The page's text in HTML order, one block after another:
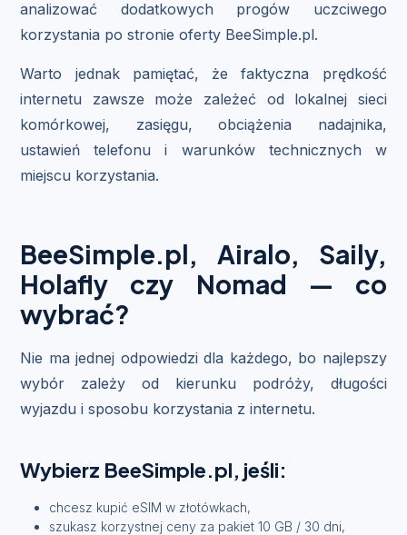
analizować dodatkowych progów uczciwego
korzystania po stronie oferty BeeSimple.pl.
Warto jednak pamiętać, że faktyczna prędkość
internetu zawsze może zależeć od lokalnej sieci
komórkowej, zasięgu, obciążenia nadajnika,
ustawień telefonu i warunków technicznych w
miejscu korzystania.
BeeSimple.pl, Airalo, Saily,
Holafly czy Nomad — co
wybrać?
Nie ma jednej odpowiedzi dla każdego, bo najlepszy
wybór zależy od kierunku podróży, długości
wyjazdu i sposobu korzystania z internetu.
Wybierz BeeSimple.pl, jeśli:
chcesz kupić eSIM w złotówkach,
szukasz korzystnej ceny za pakiet 10 GB / 30 dni,